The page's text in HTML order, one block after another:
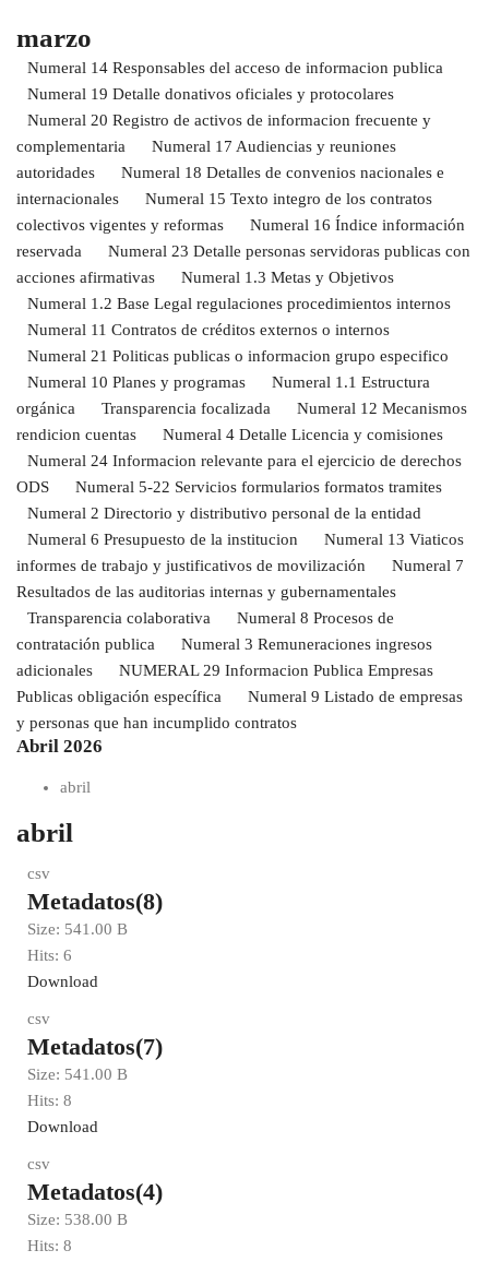
marzo
Numeral 14 Responsables del acceso de informacion publica
Numeral 19 Detalle donativos oficiales y protocolares
Numeral 20 Registro de activos de informacion frecuente y
complementaria
Numeral 17 Audiencias y reuniones
autoridades
Numeral 18 Detalles de convenios nacionales e
internacionales
Numeral 15 Texto integro de los contratos
colectivos vigentes y reformas
Numeral 16 Índice información
reservada
Numeral 23 Detalle personas servidoras publicas con
acciones afirmativas
Numeral 1.3 Metas y Objetivos
Numeral 1.2 Base Legal regulaciones procedimientos internos
Numeral 11 Contratos de créditos externos o internos
Numeral 21 Politicas publicas o informacion grupo especifico
Numeral 10 Planes y programas
Numeral 1.1 Estructura
orgánica
Transparencia focalizada
Numeral 12 Mecanismos
rendicion cuentas
Numeral 4 Detalle Licencia y comisiones
Numeral 24 Informacion relevante para el ejercicio de derechos
ODS
Numeral 5-22 Servicios formularios formatos tramites
Numeral 2 Directorio y distributivo personal de la entidad
Numeral 6 Presupuesto de la institucion
Numeral 13 Viaticos
informes de trabajo y justificativos de movilización
Numeral 7
Resultados de las auditorias internas y gubernamentales
Transparencia colaborativa
Numeral 8 Procesos de
contratación publica
Numeral 3 Remuneraciones ingresos
adicionales
NUMERAL 29 Informacion Publica Empresas
Publicas obligación específica
Numeral 9 Listado de empresas
y personas que han incumplido contratos
Abril 2026
abril
abril
csv
Metadatos(8)
Size: 541.00 B
Hits: 6
Download
csv
Metadatos(7)
Size: 541.00 B
Hits: 8
Download
csv
Metadatos(4)
Size: 538.00 B
Hits: 8